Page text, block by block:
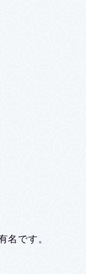
名です。